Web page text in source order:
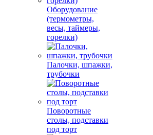
Оборудование
(термометры,
весы, таймеры,
горелки)
Палочки, шпажки,
трубочки
Поворотные
столы, подставки
под торт